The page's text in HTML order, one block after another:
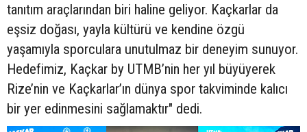
tanıtım araçlarından biri haline geliyor. Kaçkarlar da
eşsiz doğası, yayla kültürü ve kendine özgü
yaşamıyla sporculara unutulmaz bir deneyim sunuyor.
Hedefimiz, Kaçkar by UTMB’nin her yıl büyüyerek
Rize’nin ve Kaçkarlar’ın dünya spor takviminde kalıcı
bir yer edinmesini sağlamaktır" dedi.